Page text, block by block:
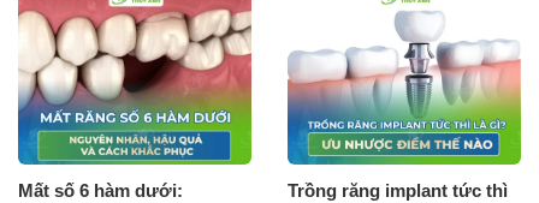
Mất số 6 hàm dưới:
Trồng răng implant tức thì